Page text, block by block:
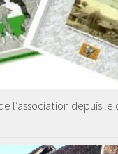
l’association depuis le